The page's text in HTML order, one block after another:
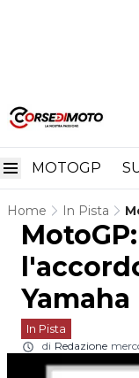
MOTOGP
Home In Pista
Yamaha
In Pista
di Redazione